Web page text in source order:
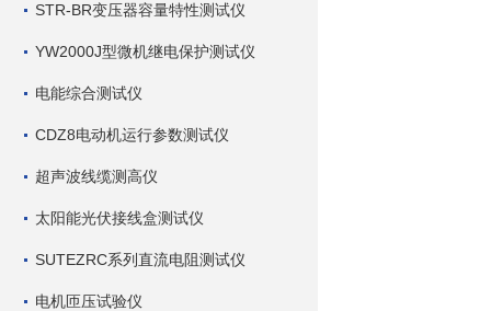
STR-BR变压器容量特性测试仪
YW2000J型微机继电保护测试仪
电能综合测试仪
CDZ8电动机运行参数测试仪
超声波线缆测高仪
太阳能光伏接线盒测试仪
SUTEZRC系列直流电阻测试仪
电机匝压试验仪